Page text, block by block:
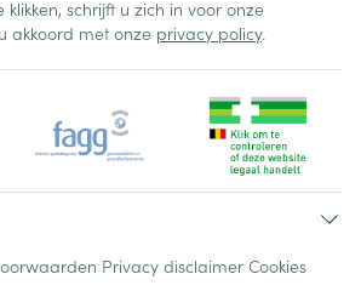
schrijft u zich in voor onze
akkoord met onze privacy policy.
Privacy disclaimer Cookies